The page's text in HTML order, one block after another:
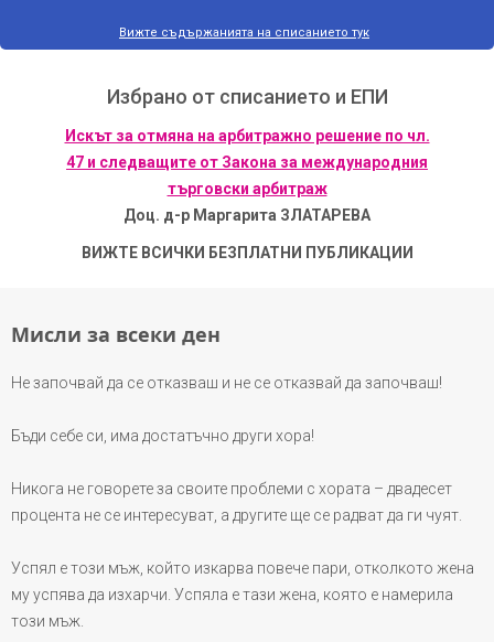
Вижте съдържанията на списанието тук
Избрано от списанието и ЕПИ
Искът за отмяна на арбитражно решение по чл.
47 и следващите от Закона за международния
търговски арбитраж
Доц. д-р Маргарита ЗЛАТАРЕВА
ВИЖТЕ ВСИЧКИ БЕЗПЛАТНИ ПУБЛИКАЦИИ
Мисли за всеки ден
Не започвай да се отказваш и не се отказвай да започваш!
Бъди себе си, има достатъчно други хора!
Никога не говорете за своите проблеми с хората – двадесет
процента не се интересуват, а другите ще се радват да ги чуят.
Успял е този мъж, който изкарва повече пари, отколкото жена
му успява да изхарчи. Успяла е тази жена, която е намерила
този мъж.